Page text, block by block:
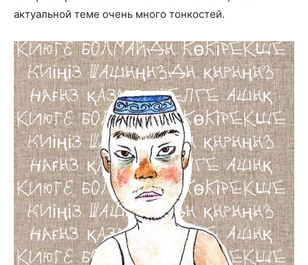
актуальной теме очень много тонкостей.